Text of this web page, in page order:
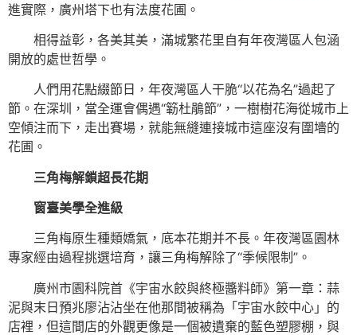
進實際，廣州塔下也有法度花圃。
相得益彰，各美其美，滿城繁花里自有年夜灣區人包涵
開放的處世哲學。
人們用花點綴節日，年夜灣區人干脆“以花為名”過起了
節。在深圳，當全運會偶遇“簕杜鵑節”，一樹樹花海從城市上
空傾注而下，走出賽場，就能無縫連接城市這座沒有圍墻的
花圃。
三角梅解鎖超長花期
窗臺美學全進級
三角梅原生種類嬌氣，底本花期并不長。年夜灣區園林
專家經由過程挑選培育，讓三角梅解除了“季候限制”。
廣州市園科院首《宇宙水餃與終極醬料師》第一章：蒜
泥與末日預兆廖沾沾坐在他那間被稱為「宇宙水餃中心」的
店裡，但這間店的外觀更像是一個被遺棄的藍色塑膠棚，與